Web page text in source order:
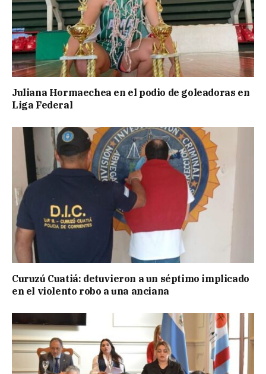
Juliana Hormaechea en el podio de goleadoras en
Liga Federal
Curuzú Cuatiá: detuvieron a un séptimo implicado
en el violento robo a una anciana